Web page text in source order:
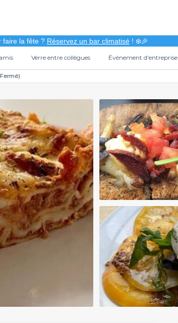
faire la fête ? Réservez un bar climatisé! ❄️🎉
Verre entre collègues Évènement d'entreprise